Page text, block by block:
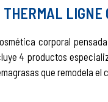
LIGNE
corporal
4 productos
que remodela el